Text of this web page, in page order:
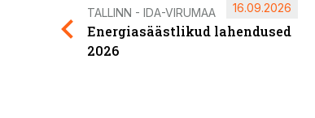
TALLINN - IDA-VIRUMAA
Energiasäästlikud lahendused
2026
16.09.2026